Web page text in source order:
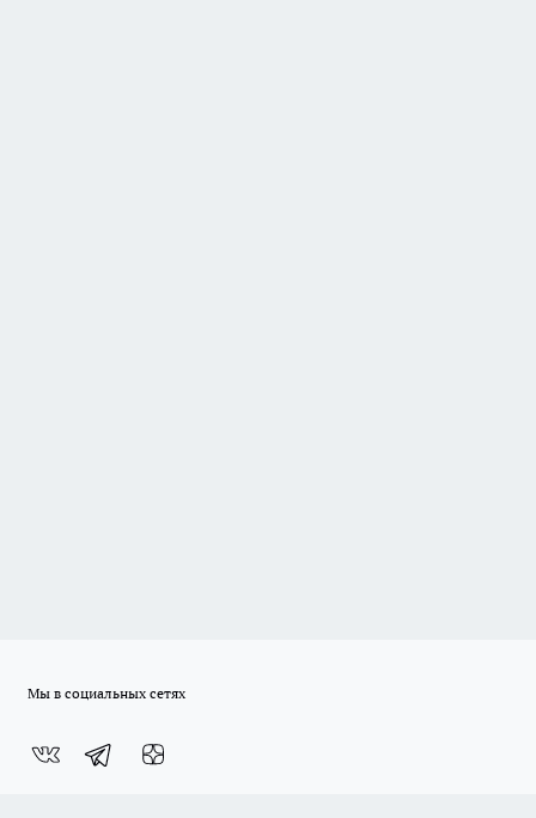
Мы в социальных сетях